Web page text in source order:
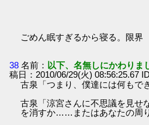
ごめん眠すぎるから寝る。限界
38 名前： 以下、名無しにかわりま
稿日：2010/06/29(火) 08:56:25.67
古泉「つまり、僕達には何もで
古泉「涼宮さんに不思議を見せ
を消すか……またはあなたの周